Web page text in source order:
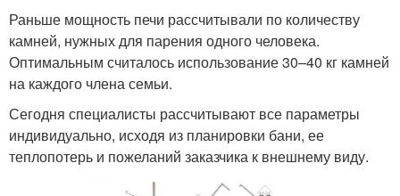
Раньше мощность печи рассчитывали по количеству
камней, нужных для парения одного человека.
Оптимальным считалось использование 30–40 кг камней
на каждого члена семьи.
Сегодня специалисты рассчитывают все параметры
индивидуально, исходя из планировки бани, ее
теплопотерь и пожеланий заказчика к внешнему виду.